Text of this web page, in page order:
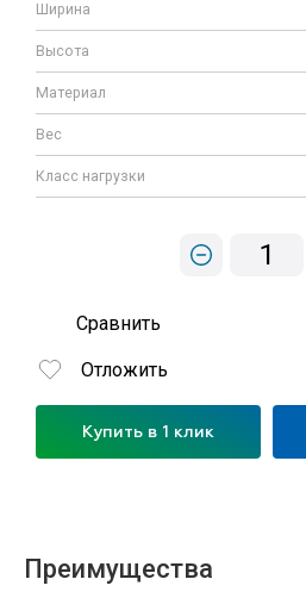
Ширина
Высота
Материал
Вес
Класс нагрузки
Сравнить
1
Отложить
Купить в 1 клик
Преимущества